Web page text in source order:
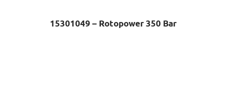
15301049 – Rotopower 350 Bar